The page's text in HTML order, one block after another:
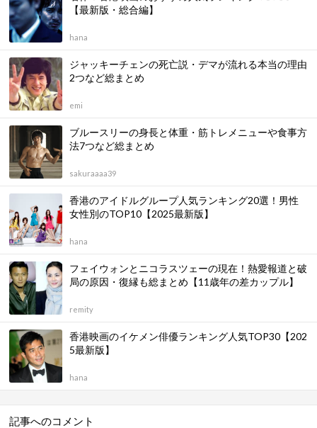
【最新版・総合編】
hana
ジャッキーチェンの死亡説・デマが流れる本当の理由
2つなど総まとめ
emi
ブルースリーの身長と体重・筋トレメニューや食事方
法7つなど総まとめ
sakuraaaa39
香港のアイドルグループ人気ランキング20選！男性
女性別のTOP10【2025最新版】
hana
フェイウォンとニコラスツェーの現在！熱愛報道と破
局の原因・復縁も総まとめ【11歳年の差カップル】
remity
香港映画のイケメン俳優ランキング人気TOP30【202
5最新版】
hana
記事へのコメント